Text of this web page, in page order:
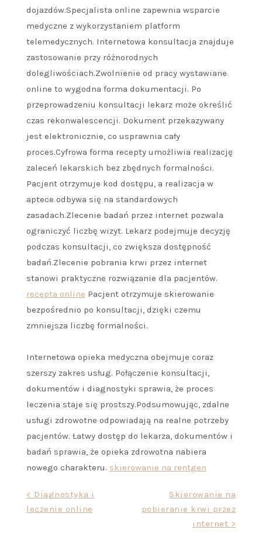
dojazdów.Specjalista online zapewnia wsparcie
medyczne z wykorzystaniem platform
telemedycznych. Internetowa konsultacja znajduje
zastosowanie przy różnorodnych
dolegliwościach.Zwolnienie od pracy wystawiane
online to wygodna forma dokumentacji. Po
przeprowadzeniu konsultacji lekarz może określić
czas rekonwalescencji. Dokument przekazywany
jest elektronicznie, co usprawnia cały
proces.Cyfrowa forma recepty umożliwia realizację
zaleceń lekarskich bez zbędnych formalności.
Pacjent otrzymuje kod dostępu, a realizacja w
aptece odbywa się na standardowych
zasadach.Zlecenie badań przez internet pozwala
ograniczyć liczbę wizyt. Lekarz podejmuje decyzję
podczas konsultacji, co zwiększa dostępność
badań.Zlecenie pobrania krwi przez internet
stanowi praktyczne rozwiązanie dla pacjentów.
recepta online Pacjent otrzymuje skierowanie
bezpośrednio po konsultacji, dzięki czemu
zmniejsza liczbę formalności.
Internetowa opieka medyczna obejmuje coraz
szerszy zakres usług. Połączenie konsultacji,
dokumentów i diagnostyki sprawia, że proces
leczenia staje się prostszy.Podsumowując, zdalne
usługi zdrowotne odpowiadają na realne potrzeby
pacjentów. Łatwy dostęp do lekarza, dokumentów i
badań sprawia, że opieka zdrowotna nabiera
nowego charakteru. skierowanie na rentgen
Nawigacja
wpisu
< Diagnostyka i
leczenie online
Skierowanie na
pobieranie krwi przez
internet >